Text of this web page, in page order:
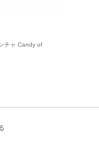
チャ Candy of